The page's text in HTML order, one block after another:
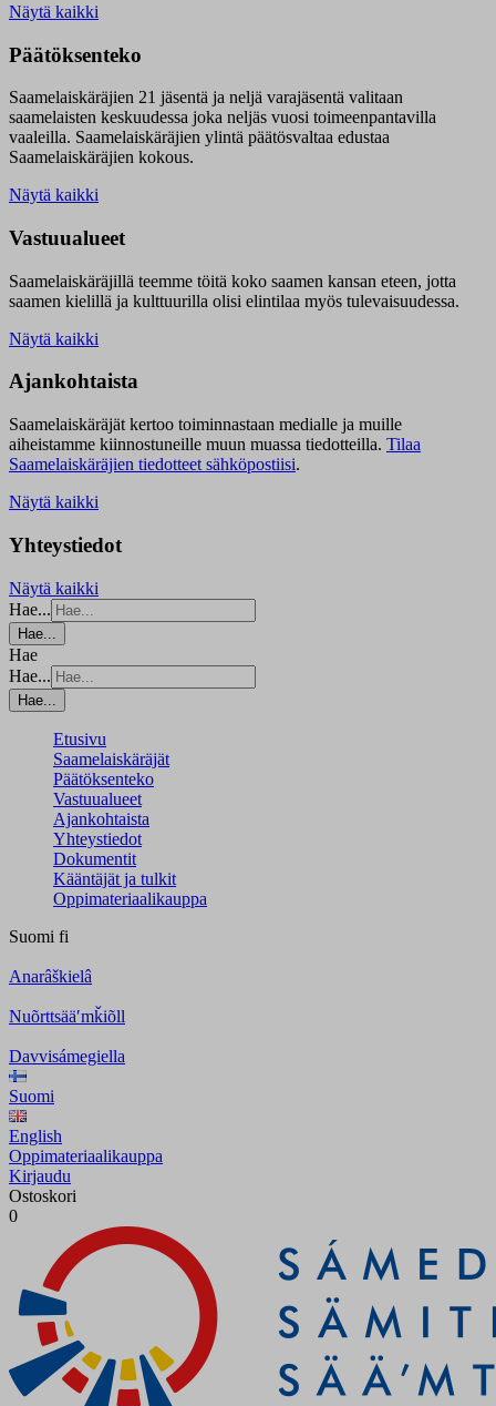
Näytä kaikki
Päätöksenteko
Saamelaiskäräjien 21 jäsentä ja neljä varajäsentä valitaan
saamelaisten keskuudessa joka neljäs vuosi toimeenpantavilla
vaaleilla. Saamelaiskäräjien ylintä päätösvaltaa edustaa
Saamelaiskäräjien kokous.
Näytä kaikki
Vastuualueet
Saamelaiskäräjillä teemme töitä koko saamen kansan eteen, jotta
saamen kielillä ja kulttuurilla olisi elintilaa myös tulevaisuudessa.
Näytä kaikki
Ajankohtaista
Saamelaiskäräjät kertoo toiminnastaan medialle ja muille
aiheistamme kiinnostuneille muun muassa tiedotteilla. Tilaa
Saamelaiskäräjien tiedotteet sähköpostiisi.
Näytä kaikki
Yhteystiedot
Näytä kaikki
Hae...
Hae...
Hae
Hae...
Hae...
Etusivu
Saamelaiskäräjät
Päätöksenteko
Vastuualueet
Ajankohtaista
Yhteystiedot
Dokumentit
Kääntäjät ja tulkit
Oppimateriaalikauppa
Suomi fi
Anarâškielâ
Nuõrttsääʹmǩiõll
Davvisámegiella
Suomi
English
Oppimateriaalikauppa
Kirjaudu
Ostoskori
0